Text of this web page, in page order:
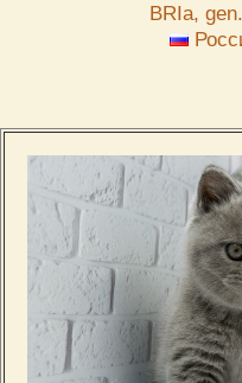
BRIa,